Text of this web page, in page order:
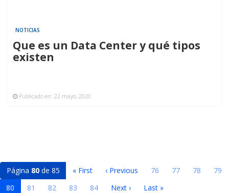
NOTICIAS
Que es un Data Center y qué tipos
existen
Publicado en: 22 mayo, 2020
Página 80 de 85 « First ‹ Previous 76 77 78
79
80
81 82 83 84 Next › Last »